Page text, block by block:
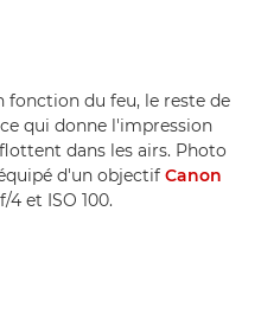
fonction du feu, le reste de
qui donne l'impression
dans les airs. Photo
d'un objectif Canon
4 et ISO 100.